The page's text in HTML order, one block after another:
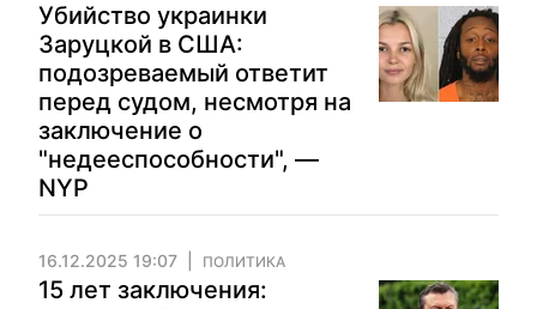
Убийство украинки
Заруцкой в США:
подозреваемый ответит
перед судом, несмотря на
заключение о
"недееспособности", —
NYP
16.12.2025 19:07 ПОЛИТИКА
15 лет заключения: